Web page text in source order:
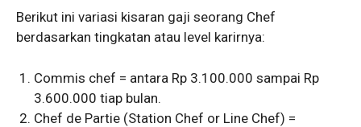
Berikut ini variasi kisaran gaji seorang Chef
berdasarkan tingkatan atau level karirnya:
Commis chef = antara Rp 3.100.000 sampai Rp
3.600.000 tiap bulan.
Chef de Partie (Station Chef or Line Chef) =